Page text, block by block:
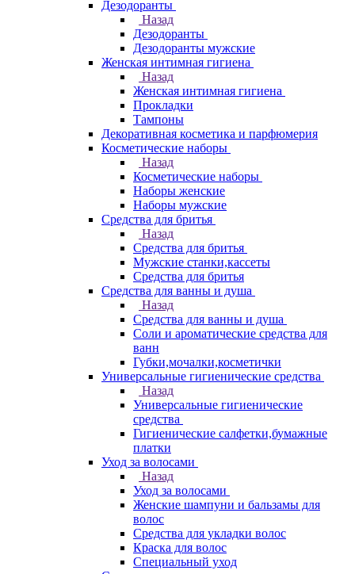
Дезодоранты
Назад
Дезодоранты
Дезодоранты мужские
Женская интимная гигиена
Назад
Женская интимная гигиена
Прокладки
Тампоны
Декоративная косметика и парфюмерия
Косметические наборы
Назад
Косметические наборы
Наборы женские
Наборы мужские
Средства для бритья
Назад
Средства для бритья
Мужские станки,кассеты
Средства для бритья
Средства для ванны и душа
Назад
Средства для ванны и душа
Соли и ароматические средства для
ванн
Губки,мочалки,косметички
Универсальные гигиенические средства
Назад
Универсальные гигиенические
средства
Гигиенические салфетки,бумажные
платки
Уход за волосами
Назад
Уход за волосами
Женские шампуни и бальзамы для
волос
Средства для укладки волос
Краска для волос
Специальный уход